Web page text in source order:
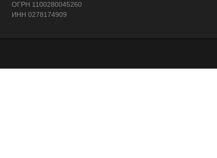
ОГРН 1100280045260
ИНН 0278174909